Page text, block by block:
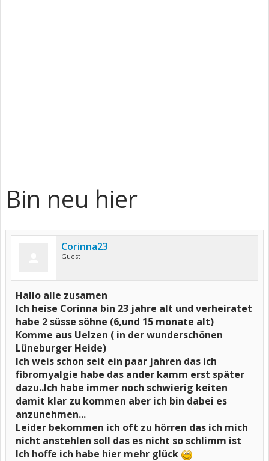
Bin neu hier
Corinna23
Guest
Hallo alle zusamen
Ich heise Corinna bin 23 jahre alt und verheiratet
habe 2 süsse söhne (6,und 15 monate alt)
Komme aus Uelzen ( in der wunderschönen
Lüneburger Heide)
Ich weis schon seit ein paar jahren das ich
fibromyalgie habe das ander kamm erst später
dazu..Ich habe immer noch schwierig keiten
damit klar zu kommen aber ich bin dabei es
anzunehmen...
Leider bekommen ich oft zu hörren das ich mich
nicht anstehlen soll das es nicht so schlimm ist
Ich hoffe ich habe hier mehr glück